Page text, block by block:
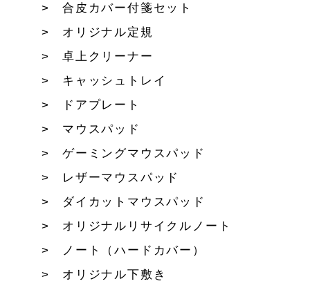
合皮カバー付箋セット
オリジナル定規
卓上クリーナー
キャッシュトレイ
ドアプレート
マウスパッド
ゲーミングマウスパッド
レザーマウスパッド
ダイカットマウスパッド
オリジナルリサイクルノート
ノート（ハードカバー）
オリジナル下敷き